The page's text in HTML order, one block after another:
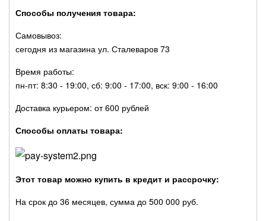
Способы получения товара:
Самовывоз:
сегодня из магазина ул. Сталеваров 73
Время работы:
пн-пт: 8:30 - 19:00, сб: 9:00 - 17:00, вск: 9:00 - 16:00
Доставка курьером: от 600 рублей
Способы оплаты товара:
Этот товар можно купить в кредит и рассрочку:
На срок до 36 месяцев, сумма до 500 000 руб.